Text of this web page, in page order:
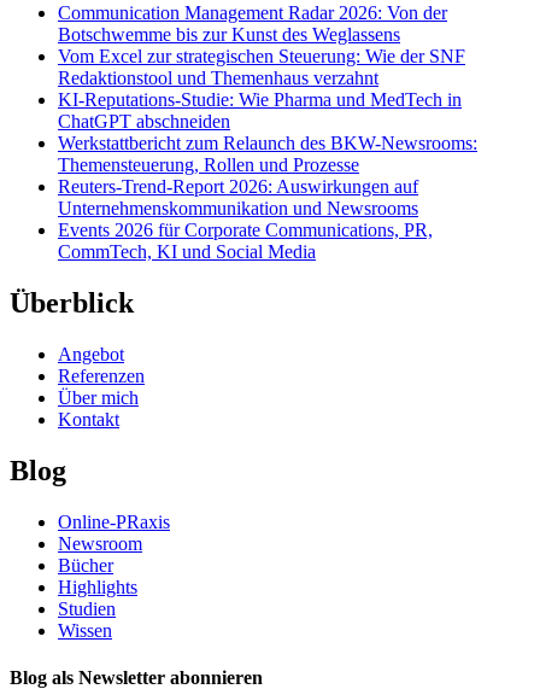
Communication Management Radar 2026: Von der
Botschwemme bis zur Kunst des Weglassens
Vom Excel zur strategischen Steuerung: Wie der SNF
Redaktionstool und Themenhaus verzahnt
KI-Reputations-Studie: Wie Pharma und MedTech in
ChatGPT abschneiden
Werkstattbericht zum Relaunch des BKW-Newsrooms:
Themensteuerung, Rollen und Prozesse
Reuters-Trend-Report 2026: Auswirkungen auf
Unternehmenskommunikation und Newsrooms
Events 2026 für Corporate Communications, PR,
CommTech, KI und Social Media
Überblick
Angebot
Referenzen
Über mich
Kontakt
Blog
Online-PRaxis
Newsroom
Bücher
Highlights
Studien
Wissen
Blog als Newsletter abonnieren